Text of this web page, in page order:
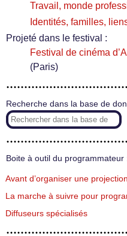
Travail, monde
Identités, familles,
Projeté dans le festival :
Festival de cinéma
(Paris)
Recherche dans la base de
Boite à outil du programmateur
Avant d’organiser une
La marche à suivre pour
Diffuseurs spécialisés